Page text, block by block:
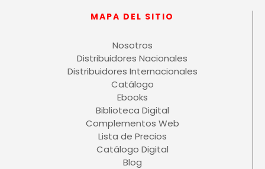
MAPA DEL SITIO
Nosotros
Distribuidores Nacionales
Distribuidores Internacionales
Catálogo
Ebooks
Biblioteca Digital
Complementos Web
Lista de Precios
Catálogo Digital
Blog